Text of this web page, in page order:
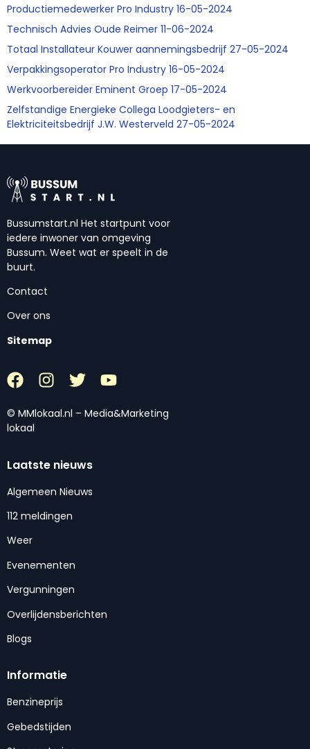
Productiemedewerker Pro Industry 16-05-2024
Technisch Advies Oude Reimer 11-06-2024
Totaal Installateur Kouwer aannemingsbedrijf 27-05-2024
Verpakkingsoperator Pro Industry 16-05-2024
Werkvoorbereider Eminent Groep 17-05-2024
Zelfstandige Energieke Collega Loodgieters- en
Elektriciteitsbedrijf J.W. Westerveld 27-05-2024
Bussumstart.nl Het startpunt voor
iedere inwoner van omgeving
Bussum. Weet wat er speelt in de
buurt.
Contact
Over ons
Sitemap
© MMlokaal.nl – Media&Marketing
lokaal
Laatste nieuws
Algemeen Nieuws
112 meldingen
Weer
Evenementen
Vergunningen
Overlijdensberichten
Blogs
Informatie
Benzineprijs
Gebedstijden